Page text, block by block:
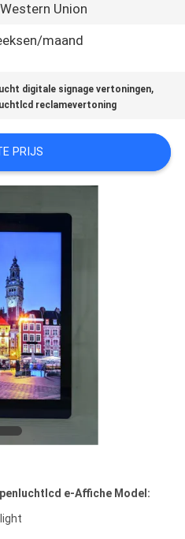
Union
maand
digitale signage vertoningen,
reclamevertoning
PRIJS
e-Affiche Model: